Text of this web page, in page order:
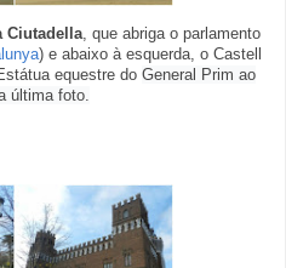
Ciutadella, que abriga o parlamento
) e abaixo à esquerda, o Castell
equestre do General Prim ao
última foto.